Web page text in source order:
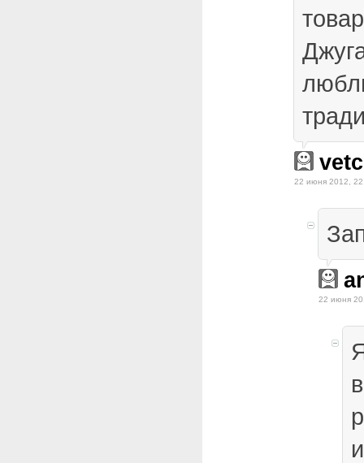
22 июня 2012,
22 июня